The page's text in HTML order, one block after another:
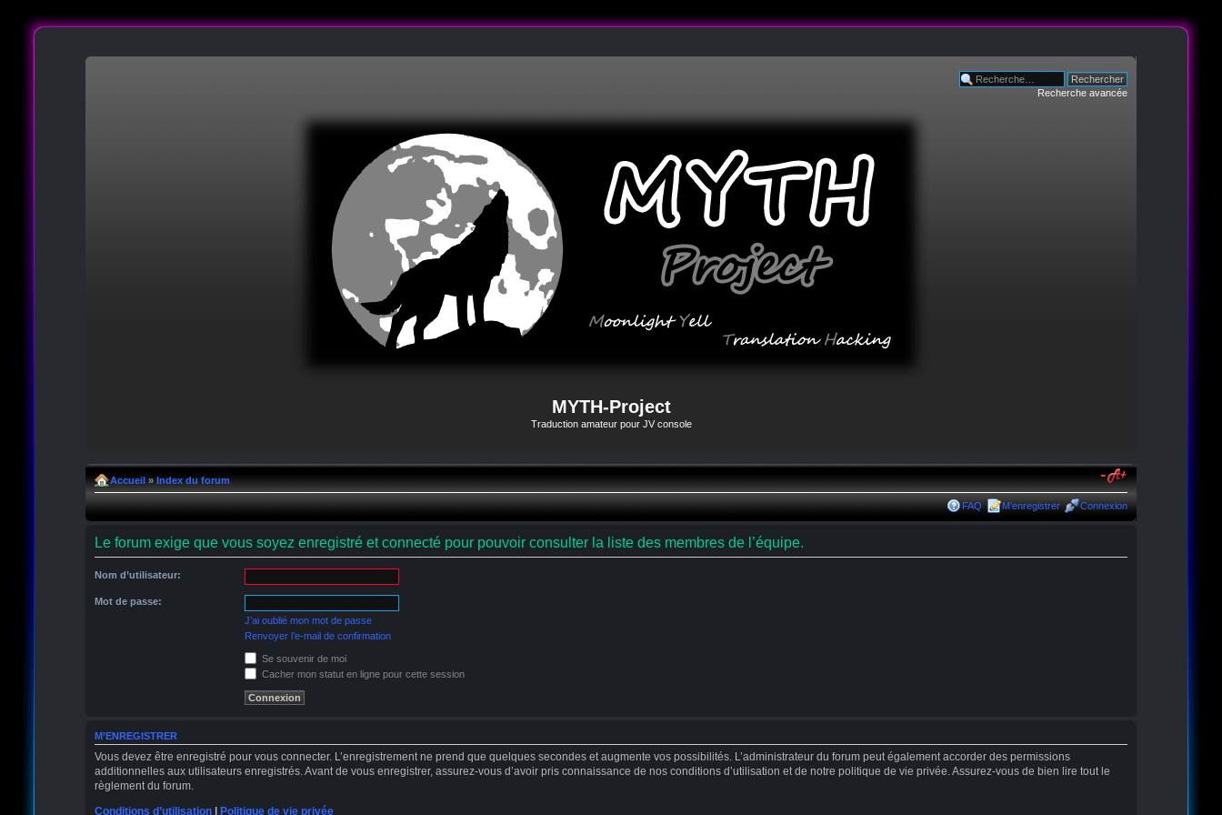
Recherche avancée
MYTH-Project
Traduction amateur pour JV console
Accueil» Index du forum
FAQ M’enregistrer Connexion
Le forum exige que vous soyez enregistré et connecté pour pouvoir consulter la liste des membres de l’équipe.
Nom d’utilisateur:
Mot de passe:
J’ai oublié mon mot de passe
Renvoyer l’e-mail de confirmation
Se souvenir de moi
Cacher mon statut en ligne pour cette session
M’ENREGISTRER
Vous devez être enregistré pour vous connecter. L’enregistrement ne prend que quelques secondes et augmente vos possibilités. L’administrateur du forum peut également accorder des permissions
additionnelles aux utilisateurs enregistrés. Avant de vous enregistrer, assurez-vous d’avoir pris connaissance de nos conditions d’utilisation et de notre politique de vie privée. Assurez-vous de bien lire tout le
règlement du forum.
Conditions d’utilisation| Politique de vie privée